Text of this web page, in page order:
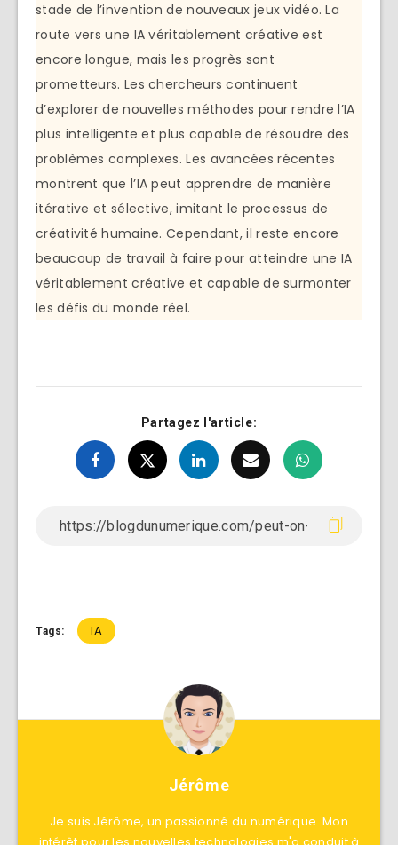
stade de l’invention de nouveaux jeux vidéo. La
route vers une IA véritablement créative est
encore longue, mais les progrès sont
prometteurs. Les chercheurs continuent
d’explorer de nouvelles méthodes pour rendre l’IA
plus intelligente et plus capable de résoudre des
problèmes complexes. Les avancées récentes
montrent que l’IA peut apprendre de manière
itérative et sélective, imitant le processus de
créativité humaine. Cependant, il reste encore
beaucoup de travail à faire pour atteindre une IA
véritablement créative et capable de surmonter
les défis du monde réel.
Partagez l'article:
Tags: IA
Jérôme
Je suis Jérôme, un passionné du numérique. Mon